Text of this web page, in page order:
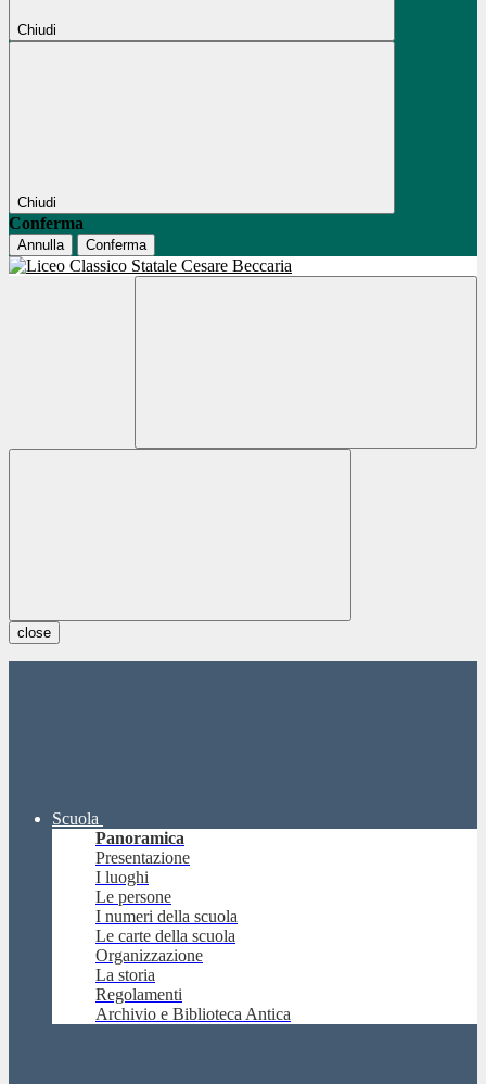
Chiudi
Chiudi
Conferma
Annulla Conferma
close
Scuola
Panoramica
Presentazione
I luoghi
Le persone
I numeri della scuola
Le carte della scuola
Organizzazione
La storia
Regolamenti
Archivio e Biblioteca Antica